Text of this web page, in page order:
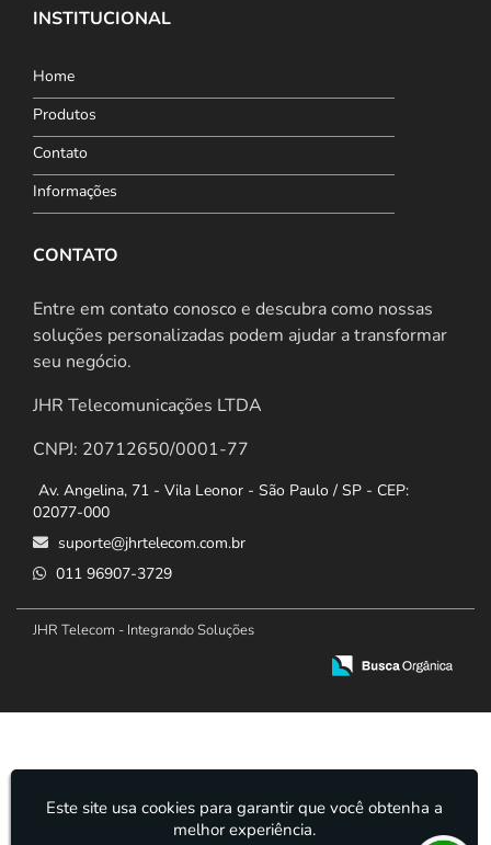
INSTITUCIONAL
Home
Produtos
Contato
Informações
CONTATO
Entre em contato conosco e descubra como nossas
soluções personalizadas podem ajudar a transformar
seu negócio.
JHR Telecomunicações LTDA
CNPJ: 20712650/0001-77
Av. Angelina, 71 - Vila Leonor - São Paulo / SP - CEP:
02077-000
suporte@jhrtelecom.com.br
011 96907-3729
JHR Telecom - Integrando Soluções
Este site usa cookies para garantir que você obtenha a
melhor experiência.